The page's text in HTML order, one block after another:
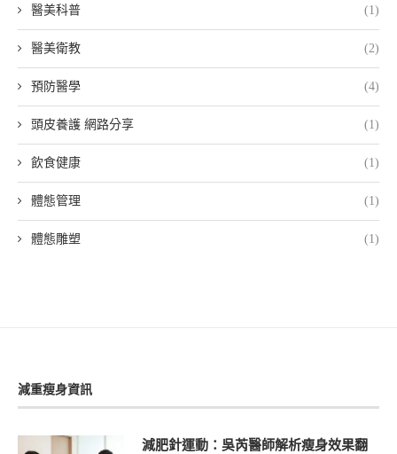
醫美科普 (1)
醫美衛教 (2)
預防醫學 (4)
頭皮養護 網路分享 (1)
飲食健康 (1)
體態管理 (1)
體態雕塑 (1)
減重瘦身資訊
減肥針運動：吳芮醫師解析瘦身效果翻